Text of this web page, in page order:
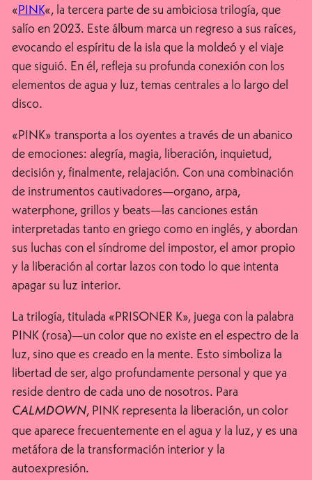
«PINK«, la tercera parte de su ambiciosa trilogía, que
salío en 2023. Este álbum marca un regreso a sus raíces,
evocando el espíritu de la isla que la moldeó y el viaje
que siguió. En él, refleja su profunda conexión con los
elementos de agua y luz, temas centrales a lo largo del
disco.
«PINK» transporta a los oyentes a través de un abanico
de emociones: alegría, magia, liberación, inquietud,
decisión y, finalmente, relajación. Con una combinación
de instrumentos cautivadores—organo, arpa,
waterphone, grillos y beats—las canciones están
interpretadas tanto en griego como en inglés, y abordan
sus luchas con el síndrome del impostor, el amor propio
y la liberación al cortar lazos con todo lo que intenta
apagar su luz interior.
La trilogía, titulada «PRISONER K», juega con la palabra
PINK (rosa)—un color que no existe en el espectro de la
luz, sino que es creado en la mente. Esto simboliza la
libertad de ser, algo profundamente personal y que ya
reside dentro de cada uno de nosotros. Para
CALMDOWN, PINK representa la liberación, un color
que aparece frecuentemente en el agua y la luz, y es una
metáfora de la transformación interior y la
autoexpresión.